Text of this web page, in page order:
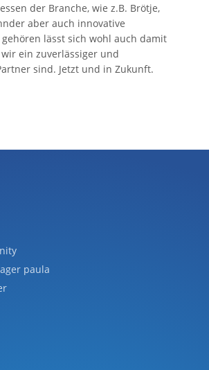
der Branche, wie z.B. Brötje,
aber auch innovative
lässt sich wohl auch damit
ein zuverlässiger und
sind. Jetzt und in Zukunft.
paula